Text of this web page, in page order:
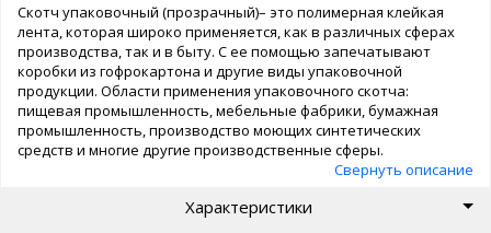
Скотч упаковочный (прозрачный)– это полимерная клейкая
лента, которая широко применяется, как в различных сферах
производства, так и в быту. С ее помощью запечатывают
коробки из гофрокартона и другие виды упаковочной
продукции. Области применения упаковочного скотча:
пищевая промышленность, мебельные фабрики, бумажная
промышленность, производство моющих синтетических
средств и многие другие производственные сферы.
Свернуть описание
Характеристики